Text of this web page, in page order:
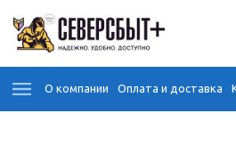
О компании Оплата и доставка